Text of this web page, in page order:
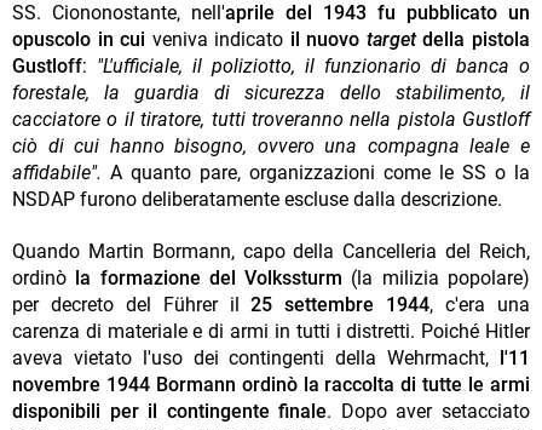
SS. Ciononostante, nell'aprile del 1943 fu pubblicato un
opuscolo in cui veniva indicato il nuovo targetdella pistola
Gustloff: "L'ufficiale, il poliziotto, il funzionario di banca o
forestale, la guardia di sicurezza dello stabilimento, il
cacciatore o il tiratore, tutti troveranno nella pistola Gustloff
ciò di cui hanno bisogno, ovvero una compagna leale e
affidabile". A quanto pare, organizzazioni come le SS o la
NSDAP furono deliberatamente escluse dalla descrizione.
Quando Martin Bormann, capo della Cancelleria del Reich,
ordinò la formazione del Volkssturm (la milizia popolare)
per decreto del Führer il25 settembre 1944, c'era una
carenza di materiale e di armi in tutti i distretti. Poiché Hitler
aveva vietato l'uso dei contingenti della Wehrmacht,
l'11
novembre 1944 Bormann ordinò la raccolta di tutte le armi
disponibili per il contingente finale. Dopo aver setacciato